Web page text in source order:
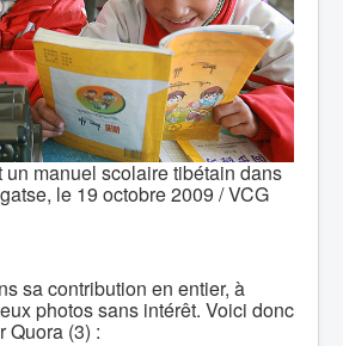
manuel scolaire tibétain dans
le 19 octobre 2009 / VCG
sa contribution en entier, à
photos sans intérêt. Voici donc
Quora (3) :